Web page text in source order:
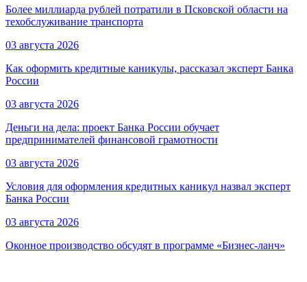
Более миллиарда рублей потратили в Псковской области на
техобслуживание транспорта
03 августа 2026
Как оформить кредитные каникулы, рассказал эксперт Банка
России
03 августа 2026
Деньги на дела: проект Банка России обучает
предпринимателей финансовой грамотности
03 августа 2026
Условия для оформления кредитных каникул назвал эксперт
Банка России
03 августа 2026
Оконное производство обсудят в программе «Бизнес-ланч»